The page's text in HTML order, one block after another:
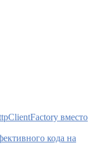
вместо
кода на